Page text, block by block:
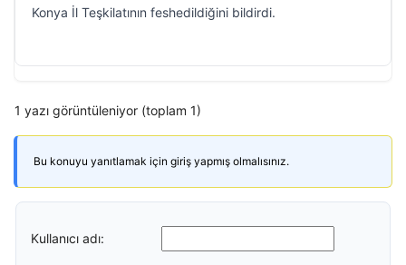
Konya İl Teşkilatının feshedildiğini bildirdi.
1 yazı görüntüleniyor (toplam 1)
Bu konuyu yanıtlamak için giriş yapmış olmalısınız.
Kullanıcı adı: